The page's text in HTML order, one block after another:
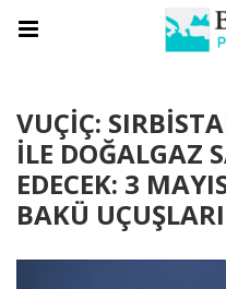
VUÇİÇ:
İLE DOĞALGAZ
EDECEK: 3
BAKÜ